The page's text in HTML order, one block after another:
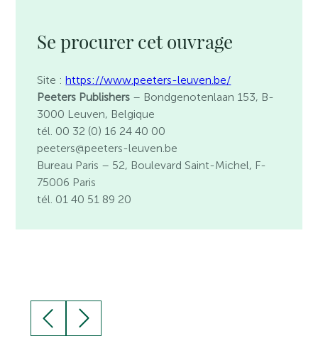
Se procurer cet ouvrage
Site :https://www.peeters-leuven.be/
Peeters Publishers – Bondgenotenlaan 153, B-
3000 Leuven, Belgique
tél. 00 32 (0) 16 24 40 00
peeters@peeters-leuven.be
Bureau Paris – 52, Boulevard Saint-Michel, F-
75006 Paris
tél. 01 40 51 89 20